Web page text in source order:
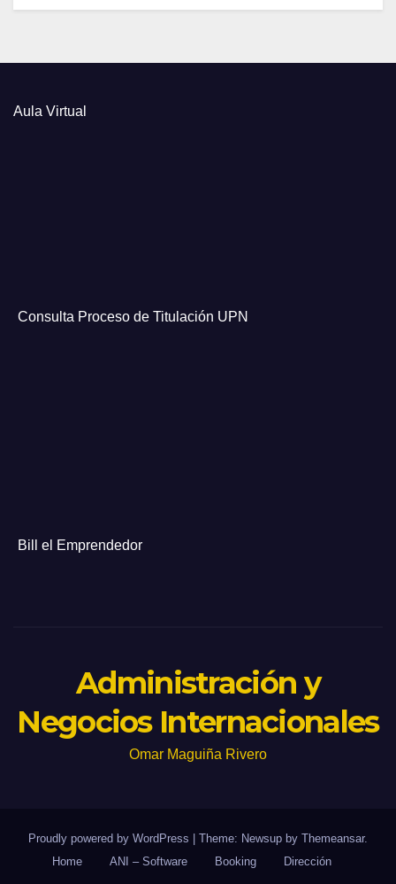
Aula Virtual
Consulta Proceso de Titulación UPN
Bill el Emprendedor
Administración y
Negocios Internacionales
Omar Maguiña Rivero
Proudly powered by WordPress Theme: Newsup by Themeansar.
Home
ANI – Software Booking Dirección